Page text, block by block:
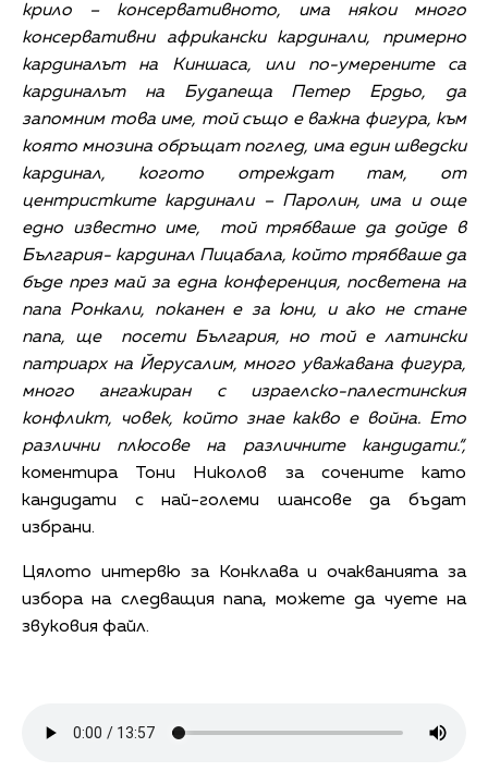
крило – консервативното, има някои много
консервативни африкански кардинали, примерно
кардиналът на Киншаса, или по-умерените са
кардиналът на Будапеща Петер Ердьо, да
запомним това име, той също е важна фигура, към
която мнозина обръщат поглед, има един шведски
кардинал, когото отреждат там, от
центристките кардинали – Паролин, има и още
едно известно име, той трябваше да дойде в
България- кардинал Пицабала, който трябваше да
бъде през май за една конференция, посветена на
папа Ронкали, поканен е за юни, и ако не стане
папа, ще посети България, но той е латински
патриарх на Йерусалим, много уважавана фигура,
много ангажиран с израелско-палестинския
конфликт, човек, който знае какво е война. Ето
различни плюсове на различните кандидати.“,
коментира Тони Николов за сочените като
кандидати с най-големи шансове да бъдат
избрани.
Цялото интервю за Конклава и очакванията за
избора на следващия папа, можете да чуете на
звуковия файл.